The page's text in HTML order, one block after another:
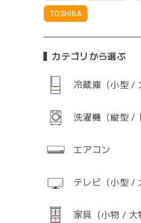
TOSHIBA
カテゴリから選ぶ
冷蔵庫（小型 /
洗濯機（縦型 /
エアコン
テレビ（小型 /
家具（小物 / 大